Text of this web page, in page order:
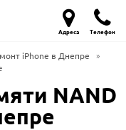
Адреса Телефон
iPhone в Днепре
»
NAND